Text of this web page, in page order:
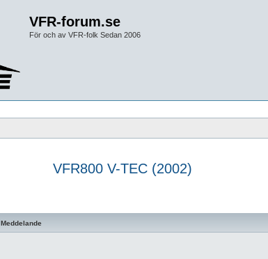
VFR-forum.se
För och av VFR-folk Sedan 2006
VFR800 V-TEC (2002)
Meddelande